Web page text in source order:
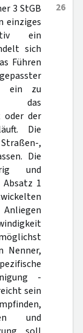
26
3 StGB
einziges
ein
sich
Führen
ein zu
das
oder der
Die
,
Die
und
Absatz 1
Nenner,
-
sein
und